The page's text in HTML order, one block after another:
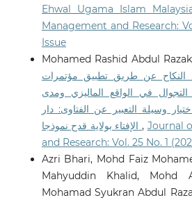
Ehwal Ugama Islam
Management and Research:
Issue
Mohamed Rashid Abdul
النكاح عن طريق تطبيق مؤتمرات
في الواقع الماليزي ومدى
وسيلة التعبير عن الفتاوى: دار
الإفتاء بولاية قدح نموذجا, Journal
and Research: Vol. 25 No. 1
Azri Bhari, Mohd Faiz
Mahyuddin Khalid, Mohd
Mohamad Syukran Abdul